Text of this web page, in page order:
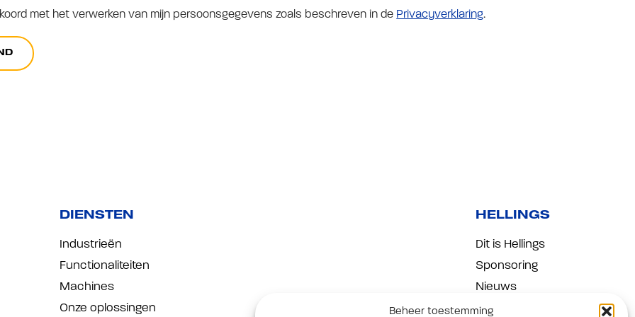
Beheer toestemming
met het verwerken van mijn persoonsgegevens zoals beschreven in de Privacyverklaring.
DIENSTEN
Industrieën
Functionaliteiten
Machines
Onze oplossingen
HELLINGS
Dit is Hellings
Sponsoring
Nieuws
Werken bij Hellings